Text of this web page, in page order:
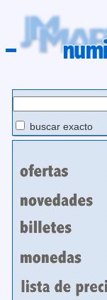
buscar exacto